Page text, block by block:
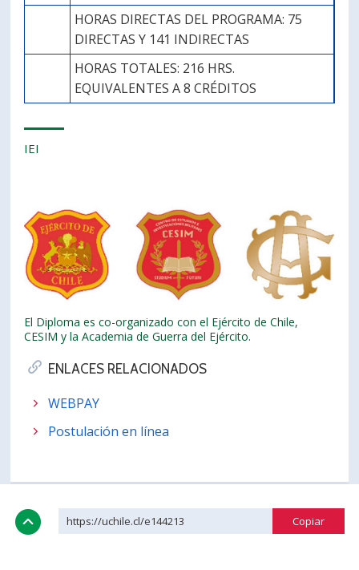
El Diploma es co-organizado con el Ejército de Chile,
CESIM y la Academia de Guerra del Ejército.
ENLACES RELACIONADOS
WEBPAY
Postulación en línea
HORAS DIRECTAS DEL PROGRAMA: 75
DIRECTAS Y 141 INDIRECTAS
HORAS TOTALES: 216 HRS.
EQUIVALENTES A 8 CRÉDITOS
IEI
https://uchile.cl/e144213